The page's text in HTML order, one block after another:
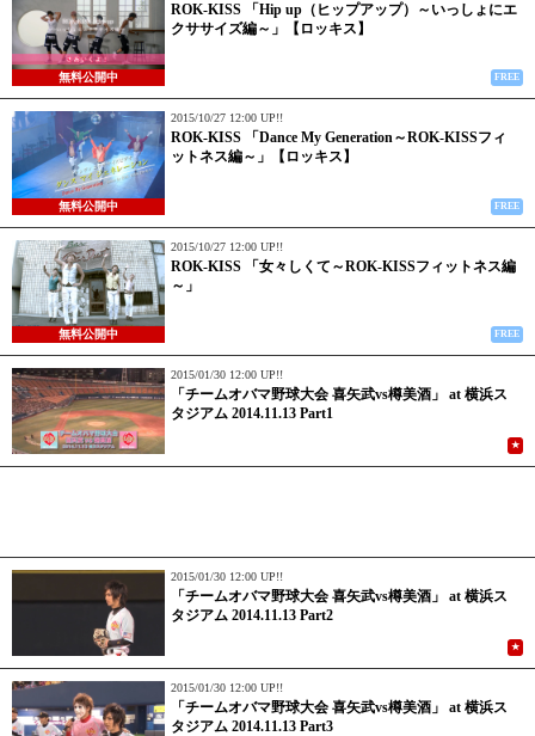
無料公開中
ROK-KISS 「Hip up（ヒップアップ）～いっしょにエ
クササイズ編～」【ロッキス】
FREE
無料公開中
2015/10/27 12:00 UP!!
ROK-KISS 「Dance My Generation～ROK-KISSフィ
ットネス編～」【ロッキス】
FREE
無料公開中
2015/10/27 12:00 UP!!
ROK-KISS 「女々しくて～ROK-KISSフィットネス編
～」
FREE
2015/01/30 12:00 UP!!
「チームオバマ野球大会 喜矢武vs樽美酒」 at 横浜ス
タジアム 2014.11.13 Part1
★
2015/01/30 12:00 UP!!
「チームオバマ野球大会 喜矢武vs樽美酒」 at 横浜ス
タジアム 2014.11.13 Part2
★
2015/01/30 12:00 UP!!
「チームオバマ野球大会 喜矢武vs樽美酒」 at 横浜ス
タジアム 2014.11.13 Part3